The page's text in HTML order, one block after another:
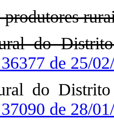
do
de 25/
do
de 28/